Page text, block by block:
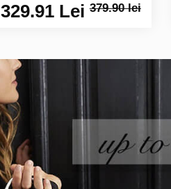
329.91 Lei379.90 lei